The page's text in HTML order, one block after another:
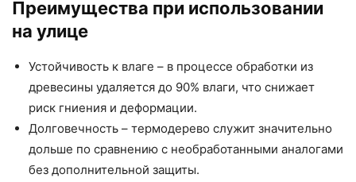
Преимущества при использовании
на улице
Устойчивость к влаге – в процессе обработки из
древесины удаляется до 90% влаги, что снижает
риск гниения и деформации.
Долговечность – термодерево служит значительно
дольше по сравнению с необработанными аналогами
без дополнительной защиты.